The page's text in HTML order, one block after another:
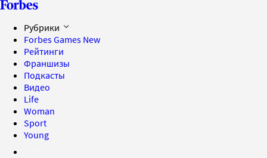
Рубрики
Forbes Games New
Рейтинги
Франшизы
Подкасты
Видео
Life
Woman
Sport
Young